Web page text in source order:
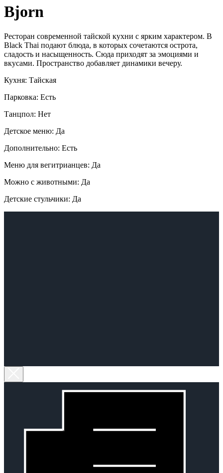
Bjorn
Ресторан современной тайской кухни с ярким характером. В
Black Thai подают блюда, в которых сочетаются острота,
сладость и насыщенность. Сюда приходят за эмоциями и
вкусами. Пространство добавляет динамики вечеру.
Кухня: Тайская
Парковка: Есть
Танцпол: Нет
Детское меню: Да
Дополнительно: Есть
Меню для вегитрианцев: Да
Можно с животными: Да
Детские стульчики: Да